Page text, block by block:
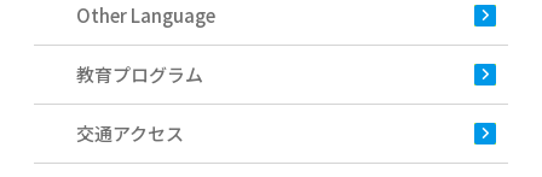
Other Language
教育プログラム
交通アクセス